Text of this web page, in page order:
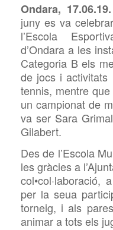
Ondara, 17.06.19.
juny es va
l’Escola
d’Ondara a les
Categoria B els
de jocs i activitats
tennis, mentre
un campionat de
va ser Sara
Gilabert.
Des de l’Escola
les gràcies a
per la seua
torneig, i als
animar a tots els